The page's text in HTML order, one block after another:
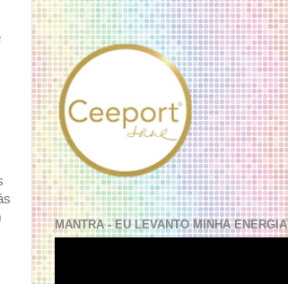
MANTRA - EU LEVANTO MINHA ENERGIA